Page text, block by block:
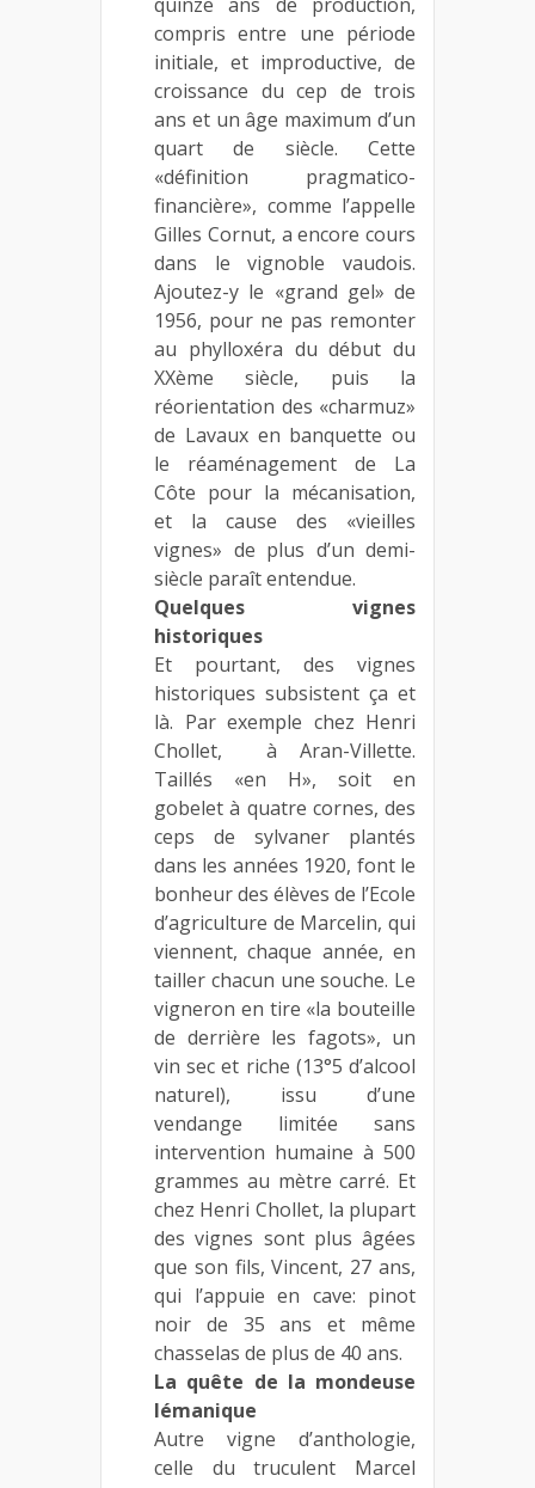
compris entre une période
initiale, et improductive, de
croissance du cep de trois
ans et un âge maximum d’un
quart de siècle. Cette
«définition pragmatico-
financière», comme l’appelle
Gilles Cornut, a encore cours
dans le vignoble vaudois.
Ajoutez-y le «grand gel» de
1956, pour ne pas remonter
au phylloxéra du début du
XXème siècle, puis la
réorientation des «charmuz»
de Lavaux en banquette ou
le réaménagement de La
Côte pour la mécanisation,
et la cause des «vieilles
vignes» de plus d’un demi-
siècle paraît entendue.
Quelques vignes
historiques
Et pourtant, des vignes
historiques subsistent ça et
là. Par exemple chez Henri
Chollet, à Aran-Villette.
Taillés «en H», soit en
gobelet à quatre cornes, des
ceps de sylvaner plantés
dans les années 1920, font le
bonheur des élèves de l’Ecole
d’agriculture de Marcelin, qui
viennent, chaque année, en
tailler chacun une souche. Le
vigneron en tire «la bouteille
de derrière les fagots», un
vin sec et riche (13°5 d’alcool
naturel), issu d’une
vendange limitée sans
intervention humaine à 500
grammes au mètre carré. Et
chez Henri Chollet, la plupart
des vignes sont plus âgées
que son fils, Vincent, 27 ans,
qui l’appuie en cave: pinot
noir de 35 ans et même
chasselas de plus de 40 ans.
La quête de la mondeuse
lémanique
Autre vigne d’anthologie,
celle du truculent Marcel